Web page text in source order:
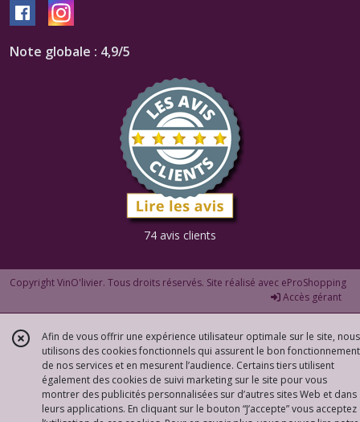
Note globale : 4,9/5
74 avis clients
Copyright VinO'livier. Tous droits réservés. Site réalisé avec eProShopping
Accès gérant
Afin de vous offrir une expérience utilisateur optimale sur le site, nous
utilisons des cookies fonctionnels qui assurent le bon fonctionnement
de nos services et en mesurent l’audience. Certains tiers utilisent
également des cookies de suivi marketing sur le site pour vous
montrer des publicités personnalisées sur d’autres sites Web et dans
leurs applications. En cliquant sur le bouton “J’accepte” vous acceptez